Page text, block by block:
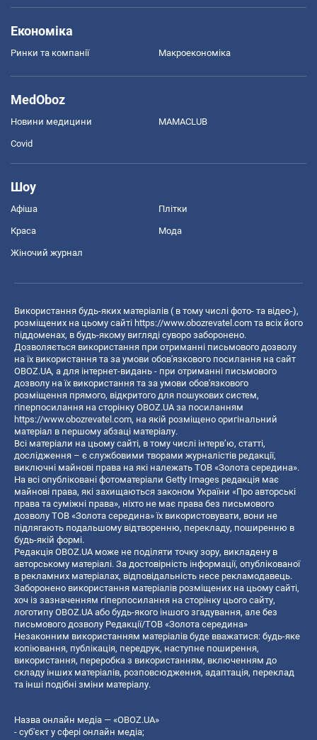
Економіка
Ринки та компанії Макроекономіка
MedOboz
Новини медицини MAMACLUB
Covid
Шоу
Афіша Плітки
Краса Мода
Жіночий журнал
Використання будь-яких матеріалів ( в тому числі фото- та відео-),
розміщених на цьому сайті https://www.obozrevatel.com та всіх його
піддоменах, в будь-якому вигляді суворо заборонено.
Дозволяється використання при отриманні письмового дозволу
на їх використання та за умови обов'язкового посилання на сайт
OBOZ.UA, а для інтернет-видань - при отриманні письмового
дозволу на їх використання та за умови обов'язкового
розміщення прямого, відкритого для пошукових систем,
гіперпосилання на сторінку OBOZ.UA за посиланням
https://www.obozrevatel.com, на якій розміщено оригінальний
матеріал в першому абзаці матеріалу.
Всі матеріали на цьому сайті, в тому числі інтерв’ю, статті,
дослідження – є службовими творами журналістів редакції,
виключні майнові права на які належать ТОВ «Золота середина».
На всі опубліковані фотоматеріали Getty Images редакція має
майнові права, які захищаються законом України «Про авторські
права та суміжні права», ніхто не має права без письмового
дозволу ТОВ «Золота середина» їх використовувати, вони не
підлягають подальшому відтворенню, перекладу, поширенню в
будь-якій формі.
Редакція OBOZ.UA може не поділяти точку зору, викладену в
авторському матеріалі. За достовірність інформації, опублікованої
в рекламних матеріалах, відповідальність несе рекламодавець.
Заборонено використання матеріалів розміщених на цьому сайті,
хоч із зазначенням гіперпосилання на сторінку цього сайту,
логотипу OBOZ.UA або будь-якого іншого згадування, але без
письмового дозволу Редакції/ТОВ «Золота середина»
Незаконним використанням матеріалів буде вважатися: будь-яке
копiювання, публiкацiя, передрук, наступне поширення,
використання, переробка з використанням, включенням до
складу інших матеріалів, розповсюдження, адаптація, переклад
та інші подібні зміни матеріалу.
Назва онлайн медіа — «OBOZ.UA»
- суб'єкт у сфері онлайн медіа;